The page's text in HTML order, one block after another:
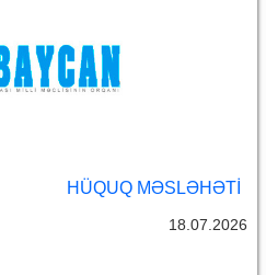
HÜQUQ MƏSLƏHƏTI
18.07.2026